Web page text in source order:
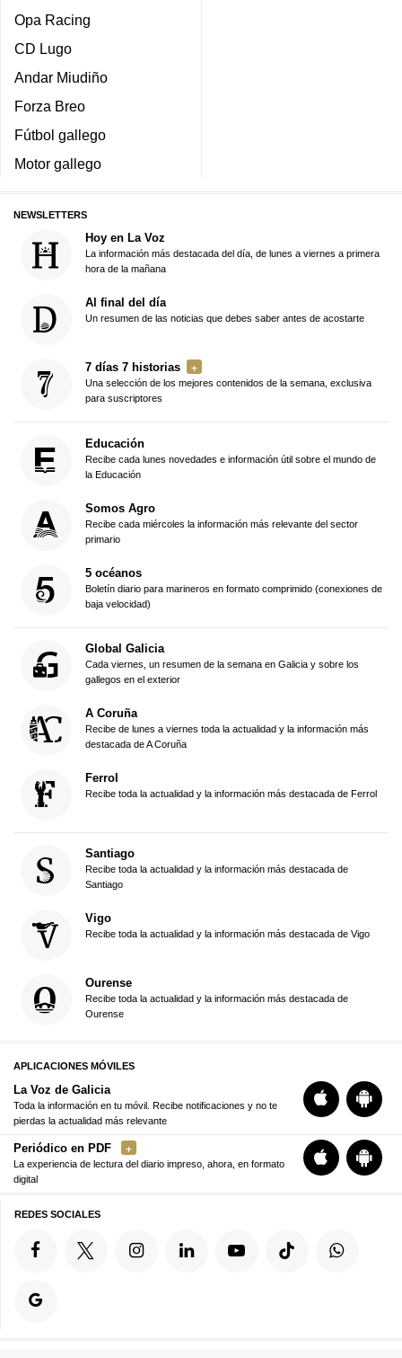
Opa Racing
CD Lugo
Andar Miudiño
Forza Breo
Fútbol gallego
Motor gallego
NEWSLETTERS
Hoy en La Voz
La información más destacada del día, de lunes a viernes a primera
hora de la mañana
Al final del día
Un resumen de las noticias que debes saber antes de acostarte
7 días 7 historias
Una selección de los mejores contenidos de la semana, exclusiva
para suscriptores
Educación
Recibe cada lunes novedades e información útil sobre el mundo de
la Educación
Somos Agro
Recibe cada miércoles la información más relevante del sector
primario
5 océanos
Boletín diario para marineros en formato comprimido (conexiones de
baja velocidad)
Global Galicia
Cada viernes, un resumen de la semana en Galicia y sobre los
gallegos en el exterior
A Coruña
Recibe de lunes a viernes toda la actualidad y la información más
destacada de A Coruña
Ferrol
Recibe toda la actualidad y la información más destacada de Ferrol
Santiago
Recibe toda la actualidad y la información más destacada de
Santiago
Vigo
Recibe toda la actualidad y la información más destacada de Vigo
Ourense
Recibe toda la actualidad y la información más destacada de
Ourense
APLICACIONES MÓVILES
La Voz de Galicia
Toda la información en tu móvil. Recibe notificaciones y no te
pierdas la actualidad más relevante
Periódico en PDF
La experiencia de lectura del diario impreso, ahora, en formato
digital
REDES SOCIALES